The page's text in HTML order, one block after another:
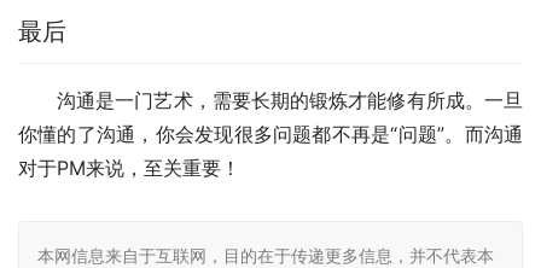
最后
沟通是一门艺术，需要长期的锻炼才能修有所成。一旦
你懂的了沟通，你会发现很多问题都不再是“问题”。而沟通
对于PM来说，至关重要！
本网信息来自于互联网，目的在于传递更多信息，并不代表本